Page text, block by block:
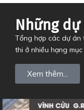
Những
Tổng hợp các dự án
thi ở nhiều hạng
Xem thêm...